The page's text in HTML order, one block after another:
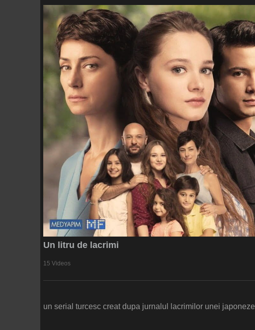
Un litru de lacrimi
15 Videos
un serial turcesc creat dupa jurnalul lacrimilor unei japoneze